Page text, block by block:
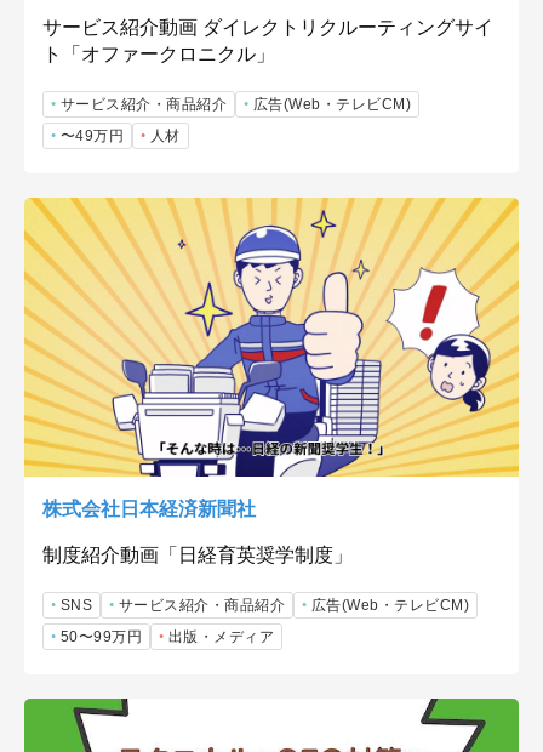
サービス紹介動画 ダイレクトリクルーティングサイ
ト「オファークロニクル」
サービス紹介・商品紹介
広告(Web・テレビCM)
〜49万円
人材
株式会社日本経済新聞社
制度紹介動画「日経育英奨学制度」
SNS サービス紹介・商品紹介
広告(Web・テレビCM)
50〜99万円
出版・メディア